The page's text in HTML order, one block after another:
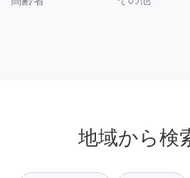
地域から検